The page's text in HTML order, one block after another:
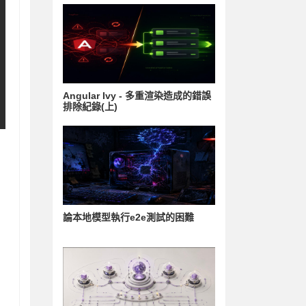
Angular Ivy - 多重渲染造成的錯誤
排除紀錄(上)
論本地模型執行e2e測試的困難